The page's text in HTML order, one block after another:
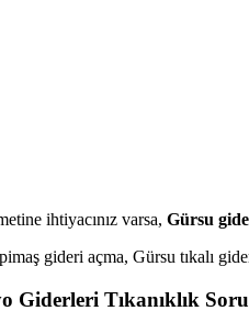
ihtiyacınız varsa, Gürsu
gideri açma, Gürsu tıkalı
Tıkanıklık